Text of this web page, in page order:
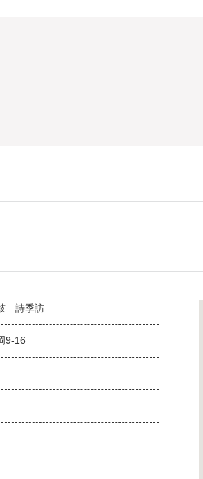
詩季訪
9-16